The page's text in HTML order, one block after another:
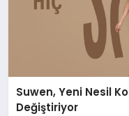
Suwen, Yeni Nesil
Değiştiriyor